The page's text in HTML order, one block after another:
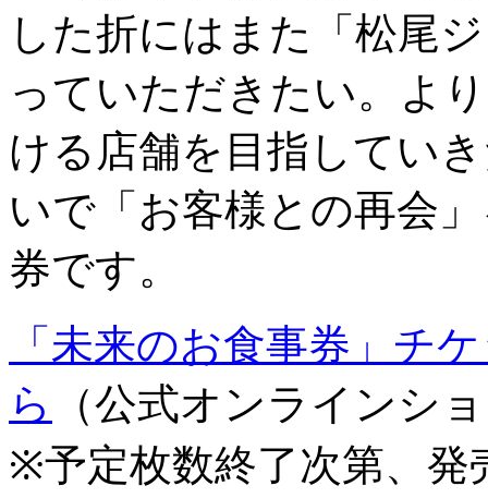
した折にはまた「松尾
っていただきたい。よ
ける店舗を目指してい
いで「お客様との再会
券です。
「未来のお食事券」チ
ら
（公式オンラインシ
※予定枚数終了次第、発